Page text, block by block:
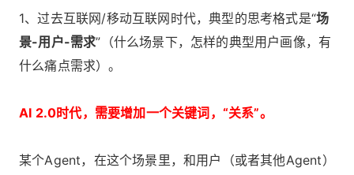
1、过去互联网/移动互联网时代，典型的思考格式是“场
景-用户-需求”（什么场景下，怎样的典型用户画像，有
什么痛点需求）。
AI 2.0时代，需要增加一个关键词，“关系”。
某个Agent，在这个场景里，和用户（或者其他Agent）